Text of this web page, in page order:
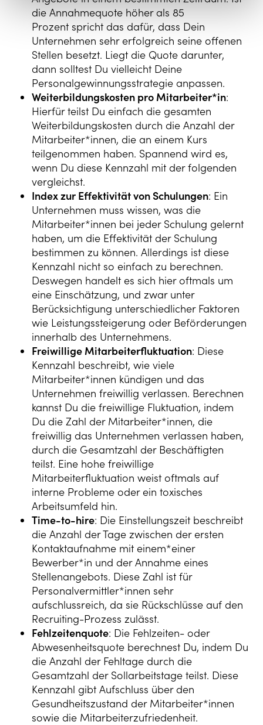
die Annahmequote höher als 85
Prozent spricht das dafür, dass Dein
Unternehmen sehr erfolgreich seine offenen
Stellen besetzt. Liegt die Quote darunter,
dann solltest Du vielleicht Deine
Personalgewinnungsstrategie anpassen.
Weiterbildungskosten pro Mitarbeiter*in:
Hierfür teilst Du einfach die gesamten
Weiterbildungskosten durch die Anzahl der
Mitarbeiter*innen, die an einem Kurs
teilgenommen haben. Spannend wird es,
wenn Du diese Kennzahl mit der folgenden
vergleichst.
Index zur Effektivität von Schulungen: Ein
Unternehmen muss wissen, was die
Mitarbeiter*innen bei jeder Schulung gelernt
haben, um die Effektivität der Schulung
bestimmen zu können. Allerdings ist diese
Kennzahl nicht so einfach zu berechnen.
Deswegen handelt es sich hier oftmals um
eine Einschätzung, und zwar unter
Berücksichtigung unterschiedlicher Faktoren
wie Leistungssteigerung oder Beförderungen
innerhalb des Unternehmens.
Freiwillige Mitarbeiterfluktuation: Diese
Kennzahl beschreibt, wie viele
Mitarbeiter*innen kündigen und das
Unternehmen freiwillig verlassen. Berechnen
kannst Du die freiwillige Fluktuation, indem
Du die Zahl der Mitarbeiter*innen, die
freiwillig das Unternehmen verlassen haben,
durch die Gesamtzahl der Beschäftigten
teilst. Eine hohe freiwillige
Mitarbeiterfluktuation weist oftmals auf
interne Probleme oder ein toxisches
Arbeitsumfeld hin.
Time-to-hire: Die Einstellungszeit beschreibt
die Anzahl der Tage zwischen der ersten
Kontaktaufnahme mit einem*einer
Bewerber*in und der Annahme eines
Stellenangebots. Diese Zahl ist für
Personalvermittler*innen sehr
aufschlussreich, da sie Rückschlüsse auf den
Recruiting-Prozess zulässt.
Fehlzeitenquote: Die Fehlzeiten- oder
Abwesenheitsquote berechnest Du, indem Du
die Anzahl der Fehltage durch die
Gesamtzahl der Sollarbeitstage teilst. Diese
Kennzahl gibt Aufschluss über den
Gesundheitszustand der Mitarbeiter*innen
sowie die Mitarbeiterzufriedenheit.